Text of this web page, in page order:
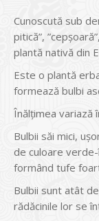
Cunoscută sub
pitică”,
plantă nativă din
Este o plantă
formează bulbi
Înălţimea variază
Bulbii săi mici,
de culoare
formând tufe
Bulbii sunt atât
rădăcinile lor se